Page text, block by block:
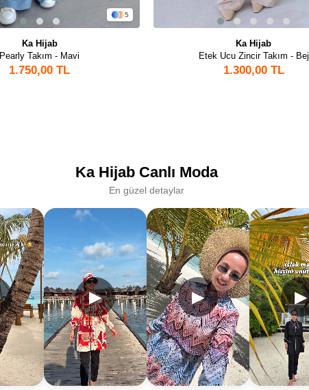
5
Ka Hijab
Pearly Takım - Mavi
1.750,00 TL
Ka Hijab
Etek Ucu Zincir Takım - Bej
1.300,00 TL
Ka Hijab Canlı Moda
En güzel detaylar
▶ ▶ ▶